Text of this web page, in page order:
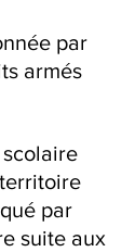
par
armés
par
suite aux